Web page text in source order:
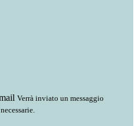
Verrà inviato un messaggio